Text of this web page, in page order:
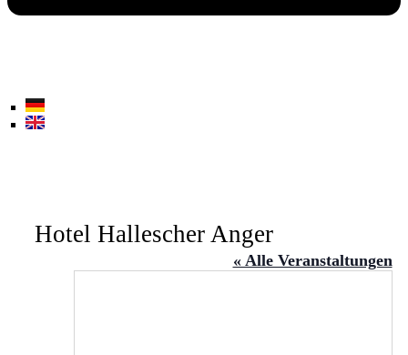
Hotel Hallescher Anger
« Alle Veranstaltungen